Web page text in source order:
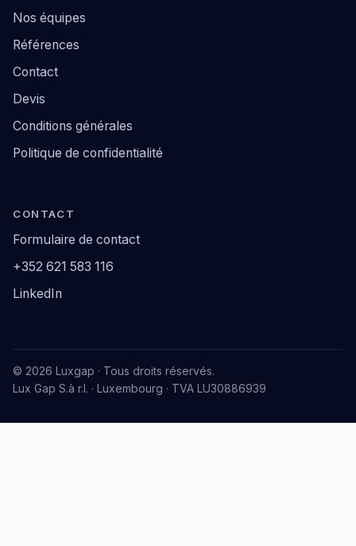
Nos équipes
Références
Contact
Devis
Conditions générales
Politique de confidentialité
CONTACT
Formulaire de contact
+352 621 583 116
LinkedIn
© 2026 Luxgap · Tous droits réservés.
Lux Gap S.à r.l. · Luxembourg · TVA LU30886939